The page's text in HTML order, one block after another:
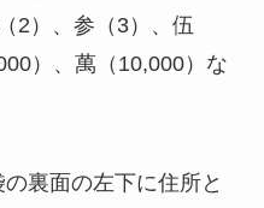
2）、参（3）、伍
）、萬（10,000）な
裏面の左下に住所と